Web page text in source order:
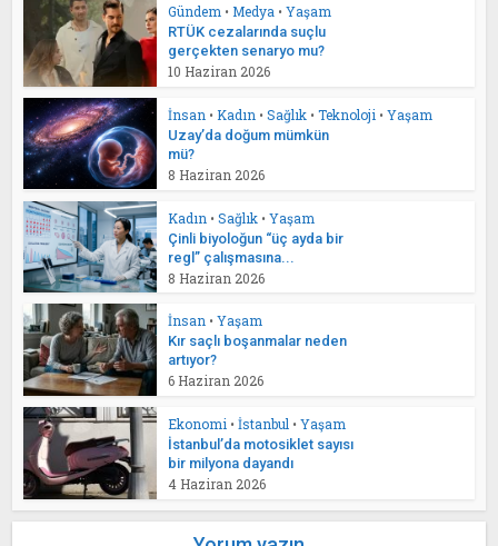
Gündem • Medya • Yaşam
RTÜK cezalarında suçlu
gerçekten senaryo mu?
10 Haziran 2026
İnsan • Kadın • Sağlık • Teknoloji • Yaşam
Uzay’da doğum mümkün
mü?
8 Haziran 2026
Kadın • Sağlık • Yaşam
Çinli biyoloğun “üç ayda bir
regl” çalışmasına...
8 Haziran 2026
İnsan • Yaşam
Kır saçlı boşanmalar neden
artıyor?
6 Haziran 2026
Ekonomi • İstanbul • Yaşam
İstanbul’da motosiklet sayısı
bir milyona dayandı
4 Haziran 2026